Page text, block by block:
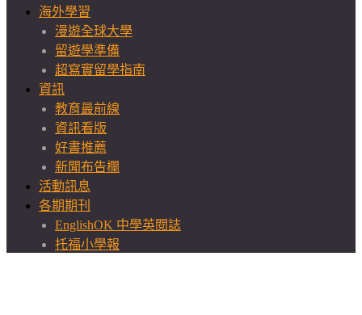
海外學習
漫遊全球大學
留遊學準備
超寫實留學指南
資訊
教育最前線
資訊看版
好書推薦
新聞布告欄
活動訊息
各期期刊
EnglishOK 中學英閱誌
托福小學報